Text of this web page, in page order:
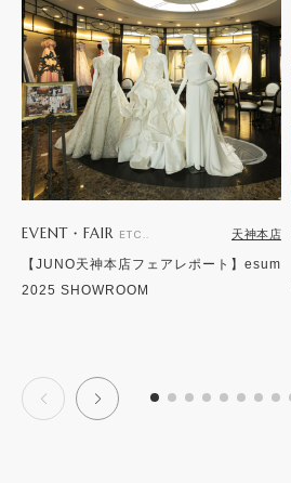
EVENT・FAIR ETC.. 天神本店
【JUNO天神本店フェアレポート】esum
2025 SHOWROOM